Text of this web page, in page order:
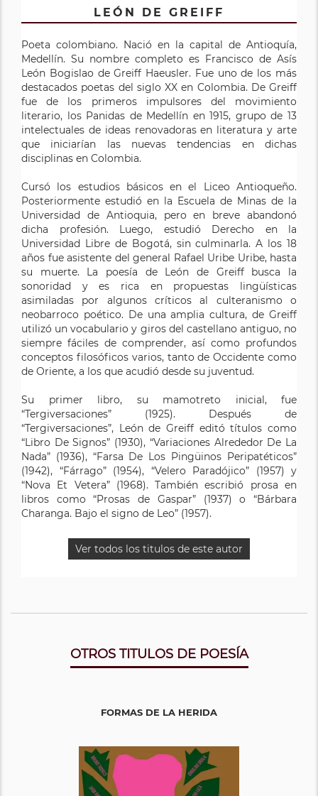
LEÓN DE GREIFF
Poeta colombiano. Nació en la capital de Antioquía,
Medellín. Su nombre completo es Francisco de Asís
León Bogislao de Greiff Haeusler. Fue uno de los más
destacados poetas del siglo XX en Colombia. De Greiff
fue de los primeros impulsores del movimiento
literario, los Panidas de Medellín en 1915, grupo de 13
intelectuales de ideas renovadoras en literatura y arte
que iniciarían las nuevas tendencias en dichas
disciplinas en Colombia.
Cursó los estudios básicos en el Liceo Antioqueño.
Posteriormente estudió en la Escuela de Minas de la
Universidad de Antioquia, pero en breve abandonó
dicha profesión. Luego, estudió Derecho en la
Universidad Libre de Bogotá, sin culminarla. A los 18
años fue asistente del general Rafael Uribe Uribe, hasta
su muerte. La poesía de León de Greiff busca la
sonoridad y es rica en propuestas lingüísticas
asimiladas por algunos críticos al culteranismo o
neobarroco poético. De una amplia cultura, de Greiff
utilizó un vocabulario y giros del castellano antiguo, no
siempre fáciles de comprender, así como profundos
conceptos filosóficos varios, tanto de Occidente como
de Oriente, a los que acudió desde su juventud.
Su primer libro, su mamotreto inicial, fue
“Tergiversaciones” (1925). Después de
“Tergiversaciones”, León de Greiff editó títulos como
“Libro De Signos” (1930), “Variaciones Alrededor De La
Nada” (1936), “Farsa De Los Pingüinos Peripatéticos”
(1942), “Fárrago” (1954), “Velero Paradójico” (1957) y
“Nova Et Vetera” (1968). También escribió prosa en
libros como “Prosas de Gaspar” (1937) o “Bárbara
Charanga. Bajo el signo de Leo” (1957).
Ver todos los titulos de este autor
OTROS TITULOS DE POESÍA
FORMAS DE LA HERIDA